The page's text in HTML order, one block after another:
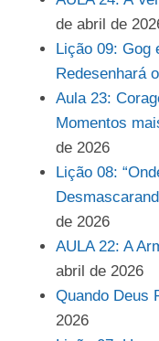
de abril de
Lição 09: Gog
Redesenhará
Aula 23:
Momentos
de 2026
Lição 08:
de 2026
AULA 22: A
abril de 2026
Quando Deus
2026